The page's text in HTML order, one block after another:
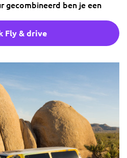
gecombineerd ben je een
Fly & drive